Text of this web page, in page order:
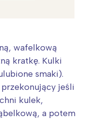
wafelkową
kratkę. Kulki
smaki).
jeśli
kulek,
a potem